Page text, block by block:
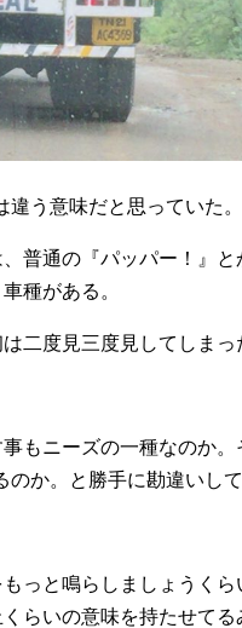
う意味だと思っていた。
普通の『パッパー！』
種がある。
二度見三度見してしまっ
もニーズの一種なのか
か。と勝手に勘違いし
っと鳴らしましょうくら
らいの意味を持たせてる